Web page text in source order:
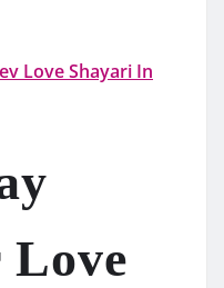
Love Shayari In
Love